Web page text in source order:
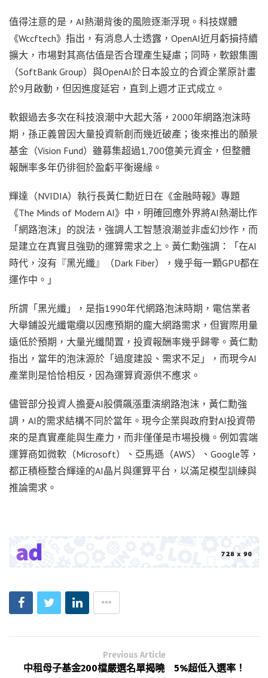
值得注意的是，AI熱潮背後的風險逐漸浮現。科技媒體
《Wccftech》指出，有消息人士透露，OpenAI近月虧損持續
擴大，市場對其高估值是否合理產生疑慮；同時，軟銀集團
（SoftBank Group）與OpenAI於日本設立的合資企業原計畫
於9月啟動，但因進度延宕，直到上週才正式成立。
軟銀過去多次在科技浪潮中大起大落，2000年網路泡沫時
期，孫正義曾因大量投資新創而幾近破產；後來推出的願景
基金（Vision Fund）雖募集超過1,700億美元資金，但整體
報酬率多年仍徘徊於盈虧平衡邊緣。
輝達（NVIDIA）執行長黃仁勳近日在《金融時報》專題
《The Minds of Modern AI》中，明確回應外界將AI熱潮比作
「網路泡沫」的說法，強調人工智慧浪潮並非虛幻炒作，而
是建立在真實且強勁的運算需求之上。黃仁勳強調：「在AI
時代，沒有『黑光纖』（Dark Fiber），幾乎每一顆GPU都在
運作中。」
所謂「黑光纖」，是指1990年代網路泡沫時期，電信業者
大舉鋪設光纖電纜以因應預期的龐大網路需求，但實際用量
遠低於預期，大量光纖閒置，投資報酬率幾乎歸零。黃仁勳
指出，當年的泡沫源於「過度建設、需求不足」，而現今AI
產業則是恰恰相反，因為運算資源供不應求。
儘管部分投資人擔憂AI股價飆漲重演網路泡沫，黃仁勳強
調，AI的需求結構不同於當年。現今企業與政府對AI投資帶
來的是真實產能與生產力，而非僅僅是市場投機。例如雲端
運算商如微軟（Microsoft）、亞馬遜（AWS）、Google等，
都正積極整合輝達的AI晶片與運算平台，以滿足模型訓練與
推論需求。
Previous Article
中租母子基金200檔嚴選名單揭曉 5%超低入選率！